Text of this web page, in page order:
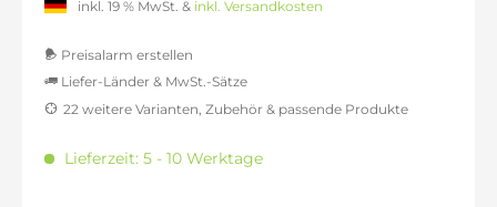
inkl. 19 % MwSt. & inkl. Versandkosten
Preisalarm erstellen
Liefer-Länder & MwSt.-Sätze
inkl. 16% MwSt.: 1.865,75 €
inkl. 20% MwSt.: 1.930,08 €
22 weitere Varianten, Zubehör & passende Produkte
Lieferzeit: 5 - 10 Werktage